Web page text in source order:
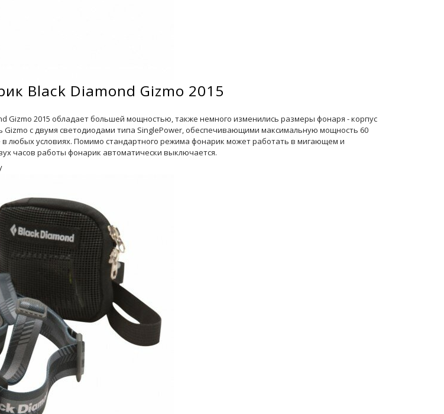
Black Diamond Gizmo 2015
Gizmo 2015 обладает большей мощностью, также немного изменились размеры фонаря - корпус
с двумя светодиодами типа SinglePower, обеспечивающими максимальную мощность 60
в любых условиях. Помимо стандартного режима фонарик может работать в мигающем и
часов работы фонарик автоматически выключается.